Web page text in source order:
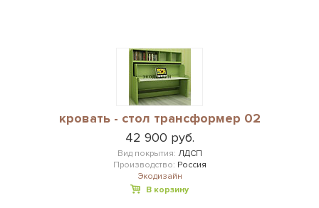
кровать - стол трансформер 02
42 900 руб.
Вид покрытия: ЛДСП
Производство: Россия
Экодизайн
В корзину